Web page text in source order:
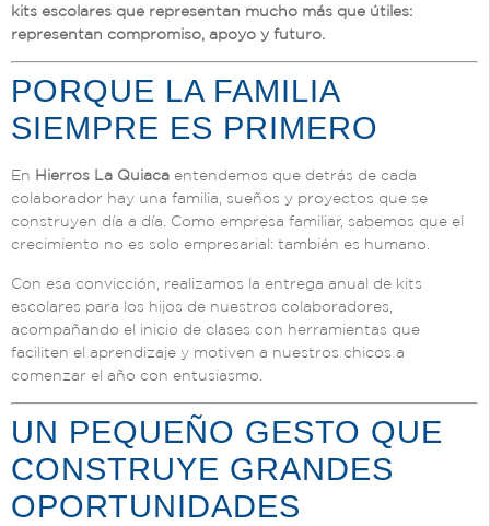
kits escolares que representan mucho más que útiles:
representan compromiso, apoyo y futuro.
PORQUE LA FAMILIA
SIEMPRE ES PRIMERO
En Hierros La Quiaca entendemos que detrás de cada
colaborador hay una familia, sueños y proyectos que se
construyen día a día. Como empresa familiar, sabemos que el
crecimiento no es solo empresarial: también es humano.
Con esa convicción, realizamos la entrega anual de kits
escolares para los hijos de nuestros colaboradores,
acompañando el inicio de clases con herramientas que
faciliten el aprendizaje y motiven a nuestros chicos a
comenzar el año con entusiasmo.
UN PEQUEÑO GESTO QUE
CONSTRUYE GRANDES
OPORTUNIDADES